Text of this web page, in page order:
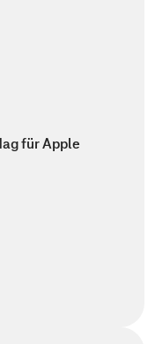
für Apple